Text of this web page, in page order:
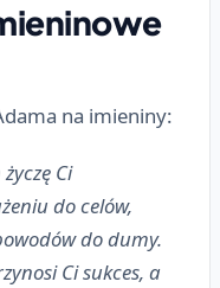
na imieniny:
Ci
do celów,
do dumy.
Ci sukces, a